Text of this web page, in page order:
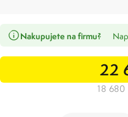
Nakupujete na firmu?
22
18 680